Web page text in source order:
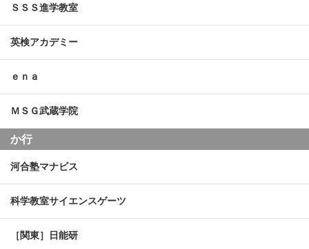
ＳＳＳ進学教室
英検アカデミー
ｅｎａ
ＭＳＧ武蔵学院
か行
河合塾マナビス
科学教室サイエンスゲーツ
［関東］日能研